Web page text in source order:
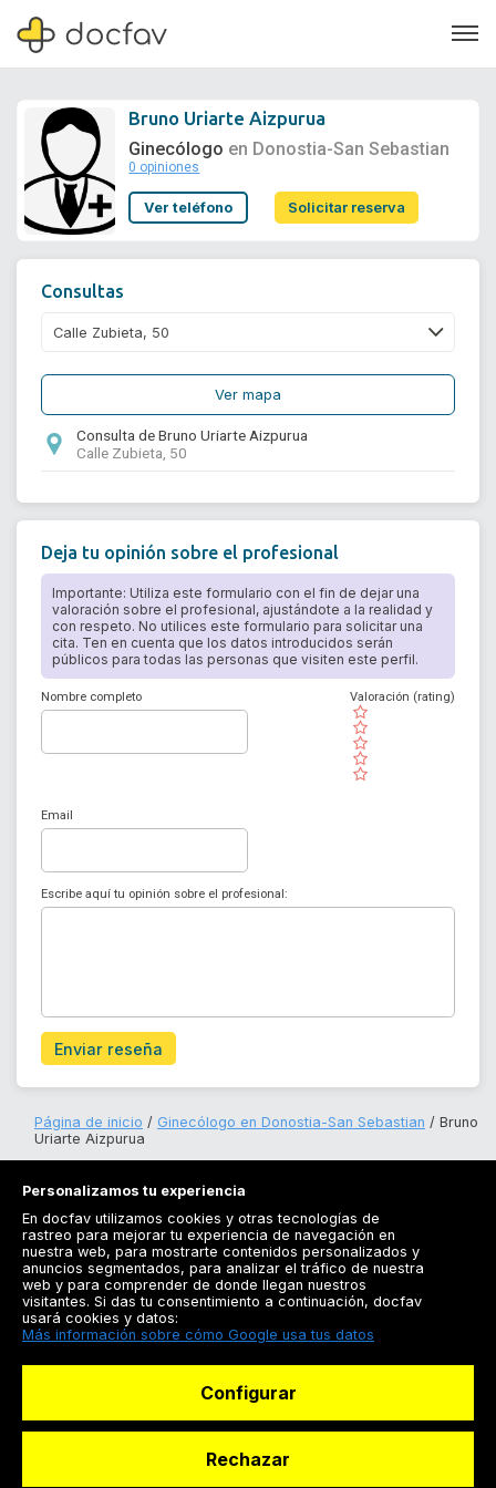
Soporte
Bruno Uriarte Aizpurua
Ginecólogo en Donostia-San Sebastian
0 opiniones
Ver teléfono Solicitar reserva
Consultas
Ver mapa
Consulta de Bruno Uriarte Aizpurua
Calle Zubieta, 50
Deja tu opinión sobre el profesional
Importante: Utiliza este formulario con el fin de dejar una
valoración sobre el profesional, ajustándote a la realidad y
con respeto. No utilices este formulario para solicitar una
cita. Ten en cuenta que los datos introducidos serán
públicos para todas las personas que visiten este perfil.
Nombre completo
( )
( )
( )
( )
( )
Valoración (rating)
Email
Escribe aquí tu opinión sobre el profesional:
Enviar reseña
Página de inicio Ginecólogo en Donostia-San Sebastian
Bruno
Uriarte Aizpurua
Registrarse
Docfav
Personalizamos tu experiencia
En docfav utilizamos cookies y otras tecnologías de
rastreo para mejorar tu experiencia de navegación en
nuestra web, para mostrarte contenidos personalizados y
anuncios segmentados, para analizar el tráfico de nuestra
web y para comprender de donde llegan nuestros
visitantes. Si das tu consentimiento a continuación, docfav
usará cookies y datos:
Más información sobre cómo Google usa tus datos
Configurar
Rechazar